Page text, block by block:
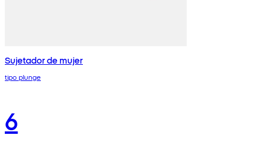
Sujetador de mujer
tipo plunge
6